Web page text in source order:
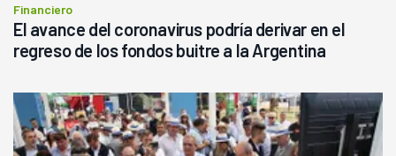
Financiero
El avance del coronavirus podría derivar en el
regreso de los fondos buitre a la Argentina